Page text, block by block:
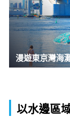
漫遊東京灣海
以水邊區